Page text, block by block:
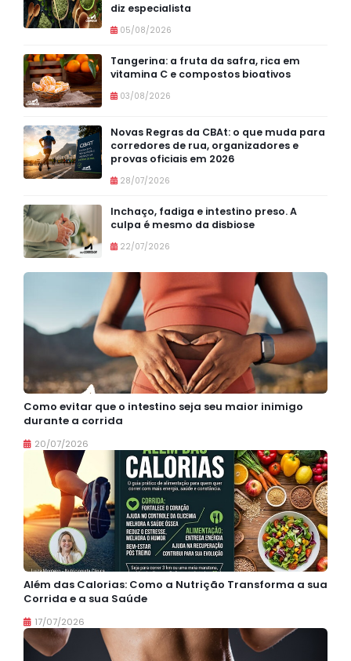
diz especialista
05/08/2026
Tangerina: a fruta da safra, rica em
vitamina C e compostos bioativos
03/08/2026
Novas Regras da CBAt: o que muda para
corredores de rua, organizadores e
provas oficiais em 2026
28/07/2026
Inchaço, fadiga e intestino preso. A
culpa é mesmo da disbiose
22/07/2026
Como evitar que o intestino seja seu maior inimigo
durante a corrida
20/07/2026
Além das Calorias: Como a Nutrição Transforma a sua
Corrida e a sua Saúde
17/07/2026